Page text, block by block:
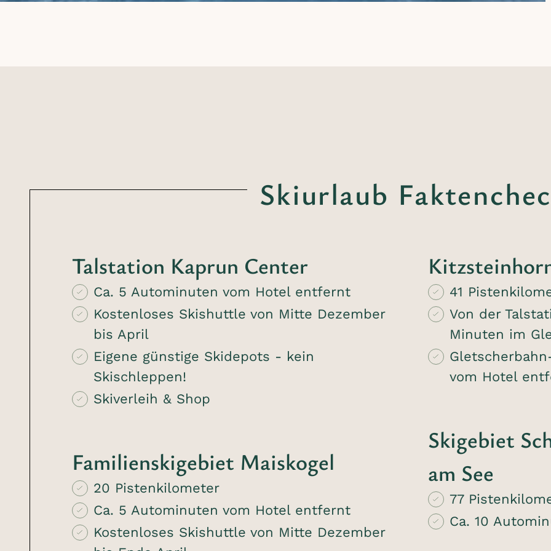
Skiurlaub
Talstation Kaprun Center
Ca. 5 Autominuten vom Hotel entfernt
Kostenloses Skishuttle von Mitte Dezember
bis April
Eigene günstige Skidepots - kein
Skischleppen!
Skiverleih & Shop
Familienskigebiet Maiskogel
20 Pistenkilometer
Ca. 5 Autominuten vom Hotel entfernt
Kostenloses Skishuttle von Mitte Dezember
41
Von der
Minuten im
vom Hotel
Skigebiet
am See
77
Ca. 10